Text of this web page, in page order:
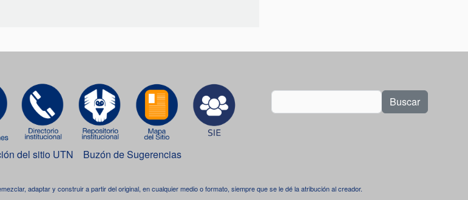
del sitio UTN Buzón de Sugerencias
Buscar
adaptar y construir a partir del original, en cualquier medio o formato, siempre que se le dé la atribución al creador.